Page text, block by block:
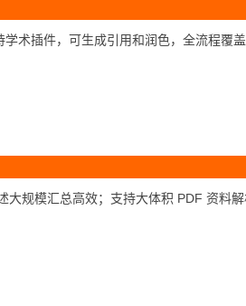
术插件，可生成引用和润色，全流程覆
大规模汇总高效；支持大体积 PDF 资料